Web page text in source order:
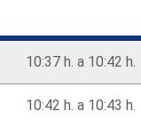
10:37 h. a 10:42 h.
10:42 h. a 10:43 h.